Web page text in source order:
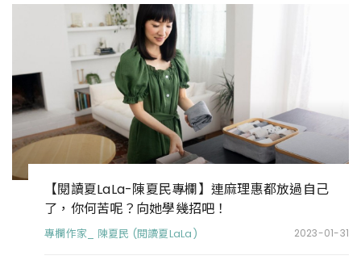
【閱讀夏LaLa-陳夏民專欄】連麻理惠都放過自己
了，你何苦呢？向她學幾招吧！
專欄作家_ 陳夏民 (閱讀夏LaLa) 2023-01-31